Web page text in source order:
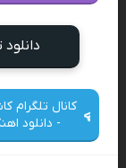
کانال تلگرام
- دانلود